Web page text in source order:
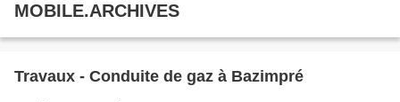
MOBILE.ARCHIVES
Travaux - Conduite de gaz à Bazimpré